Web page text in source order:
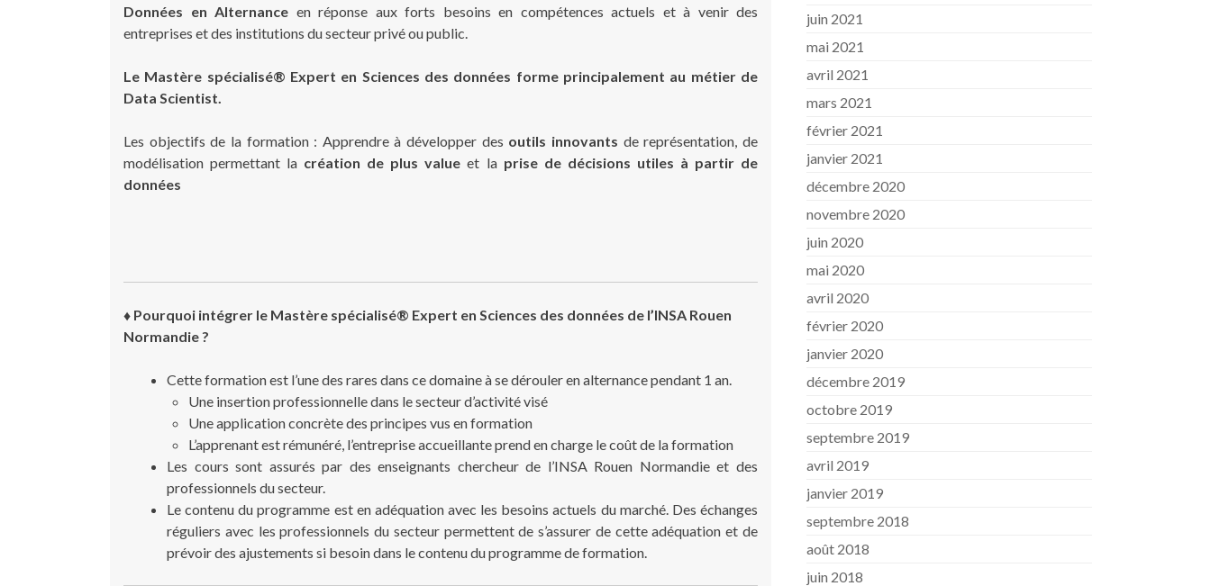
Données en Alternance en réponse aux forts besoins en compétences actuels et à venir des
entreprises et des institutions du secteur privé ou public.
Le Mastère spécialisé® Expert en Sciences des données forme principalement au métier de
Data Scientist.
Les objectifs de la formation : Apprendre à développer des outils innovants de représentation, de
modélisation permettant la création de plus value et la prise de décisions utiles à partir de
données
♦ Pourquoi intégrer le Mastère spécialisé® Expert en Sciences des données de l’INSA Rouen
Normandie ?
Cette formation est l’une des rares dans ce domaine à se dérouler en alternance pendant 1 an.
Une insertion professionnelle dans le secteur d’activité visé
Une application concrète des principes vus en formation
L’apprenant est rémunéré, l’entreprise accueillante prend en charge le coût de la formation
Les cours sont assurés par des enseignants chercheur de l’INSA Rouen Normandie et des
professionnels du secteur.
Le contenu du programme est en adéquation avec les besoins actuels du marché. Des échanges
réguliers avec les professionnels du secteur permettent de s’assurer de cette adéquation et de
prévoir des ajustements si besoin dans le contenu du programme de formation.
juin 2021
mai 2021
avril 2021
mars 2021
février 2021
janvier 2021
décembre 2020
novembre 2020
juin 2020
mai 2020
avril 2020
février 2020
janvier 2020
décembre 2019
octobre 2019
septembre 2019
avril 2019
janvier 2019
septembre 2018
août 2018
juin 2018